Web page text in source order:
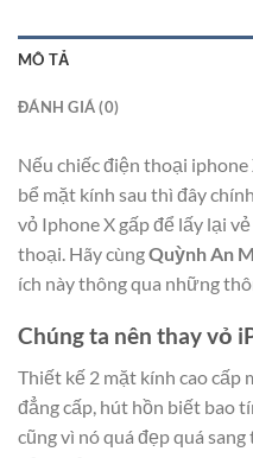
MÔ TẢ
ĐÁNH GIÁ (0)
Nếu chiếc điện thoại iphone
bể mặt kính sau thì đây
vỏ Iphone X gấp để lấy lại
thoại. Hãy cùngQuỳnh An
ích này thông qua những
Chúng ta nên thay vỏ
Thiết kế 2 mặt kính cao cấp
đẳng cấp, hút hồn biết bao
cũng vì nó quá đẹp quá